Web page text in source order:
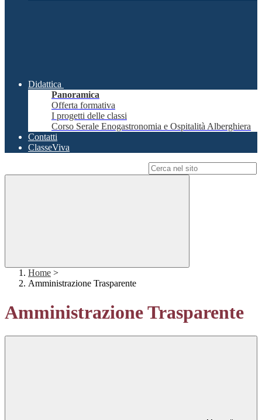
Didattica
Panoramica
Offerta formativa
I progetti delle classi
Corso Serale Enogastronomia e Ospitalità Alberghiera
Contatti
ClasseViva
Home >
Amministrazione Trasparente
Amministrazione Trasparente